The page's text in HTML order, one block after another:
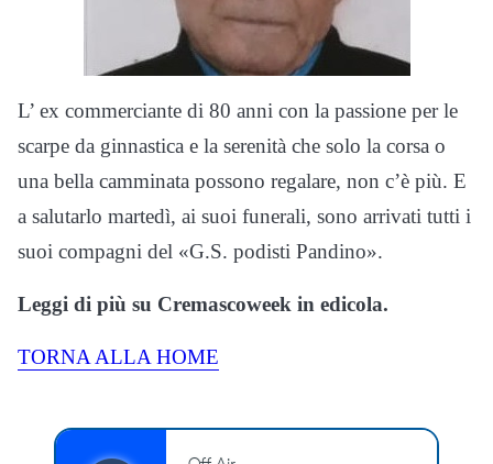
L’ ex commerciante di 80 anni con la passione per le
scarpe da ginnastica e la serenità che solo la corsa o
una bella camminata possono regalare, non c’è più. E
a salutarlo martedì, ai suoi funerali, sono arrivati tutti i
suoi compagni del «G.S. podisti Pandino».
Leggi di più su Cremascoweek in edicola.
TORNA ALLA HOME